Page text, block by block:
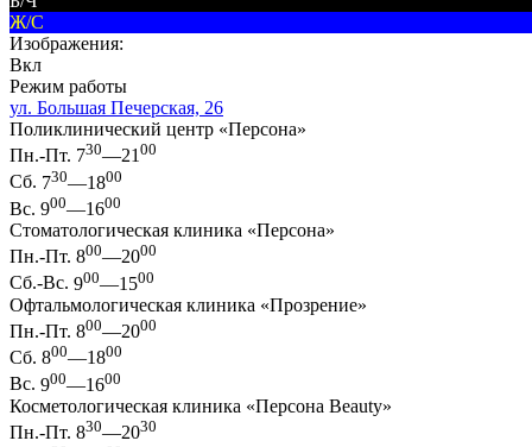
Ж/С
Изображения:
Вкл
Режим работы
ул. Большая Печерская, 26
Поликлинический центр «Персона»
Пн.-Пт. 730—21 00
Сб. 730—1800
Вс. 900—1600
Стоматологическая клиника «Персона»
Пн.-Пт. 800—2000
Сб.-Вс. 900—1500
Офтальмологическая клиника «Прозрение»
Пн.-Пт. 800—2000
Сб. 800—1800
Вс. 900—1600
Косметологическая клиника «Персона Beauty»
Пн.-Пт. 830—2030